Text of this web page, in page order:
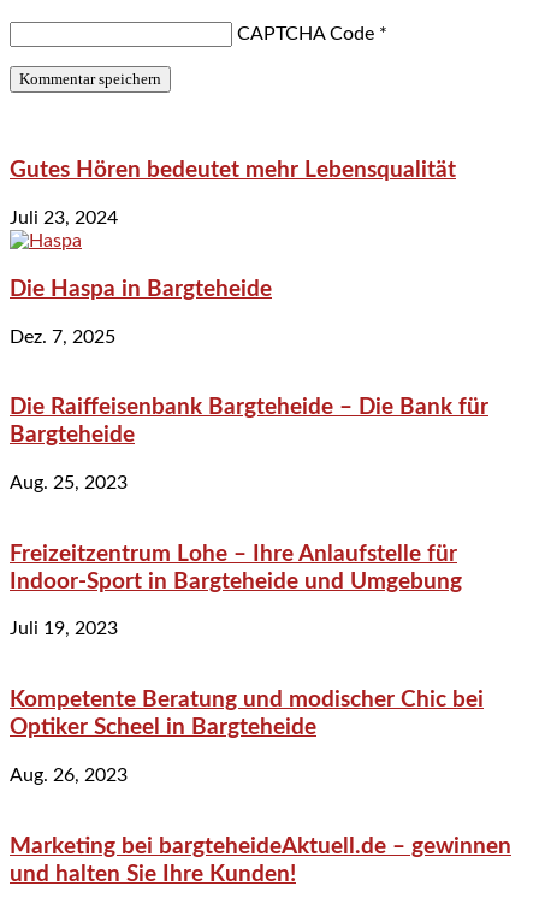
CAPTCHA Code *
Gutes Hören bedeutet mehr Lebensqualität
Juli 23, 2024
Die Haspa in Bargteheide
Dez. 7, 2025
Die Raiffeisenbank Bargteheide – Die Bank für
Bargteheide
Aug. 25, 2023
Freizeitzentrum Lohe – Ihre Anlaufstelle für
Indoor-Sport in Bargteheide und Umgebung
Juli 19, 2023
Kompetente Beratung und modischer Chic bei
Optiker Scheel in Bargteheide
Aug. 26, 2023
Marketing bei bargteheideAktuell.de – gewinnen
und halten Sie Ihre Kunden!